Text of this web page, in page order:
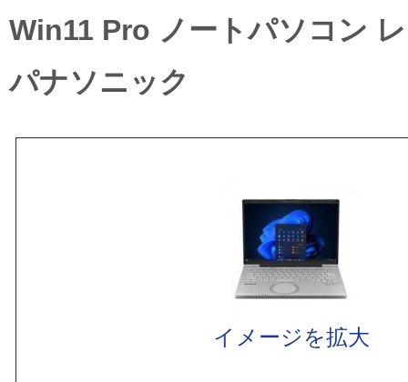
Win11 Pro ノートパソコン
パナソニック
イメージを拡大